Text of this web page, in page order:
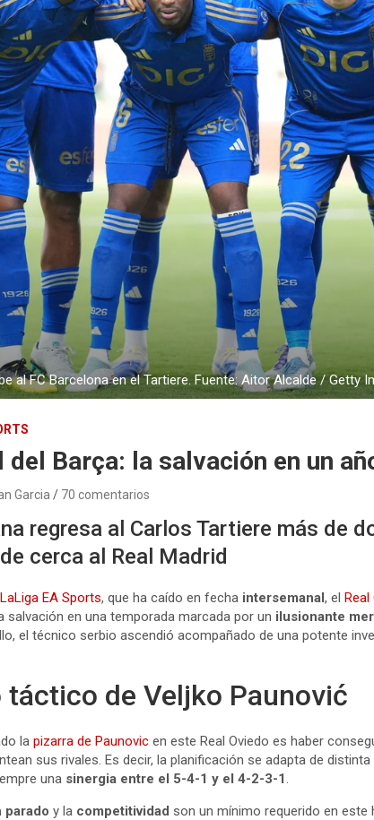
al FC Barcelona en el Tartiere. Fuente: Aitor Alcalde / Getty
Barça: la salvación en un
Garcia 70 comentarios
regresa al Carlos Tartiere más de
cerca al Real Madrid
LaLiga EA Sports, que ha caído en fecha intersemanal, el
salvación en una temporada marcada por un ilusionante
el técnico serbio ascendió acompañado de una potente
de Veljko Paunović
la pizarra de Paunovic en este Real Oviedo es haber
sus rivales. Es decir, la planificación se adapta de
una sinergia entre el 5-4-1 y el 4-2-3-1.
parado y la competitividad son un mínimo requerido en